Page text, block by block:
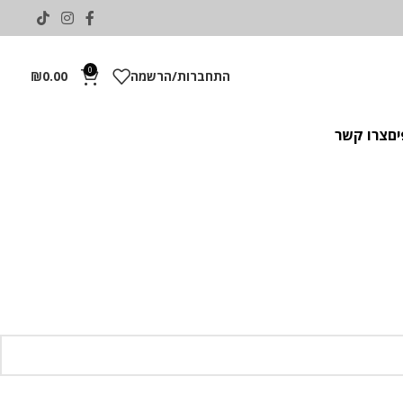
התחברות/הרשמה 0
₪0.00
צרו קשר